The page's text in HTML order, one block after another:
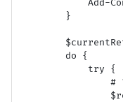
Add-
        }
        do {
            try {
# フ